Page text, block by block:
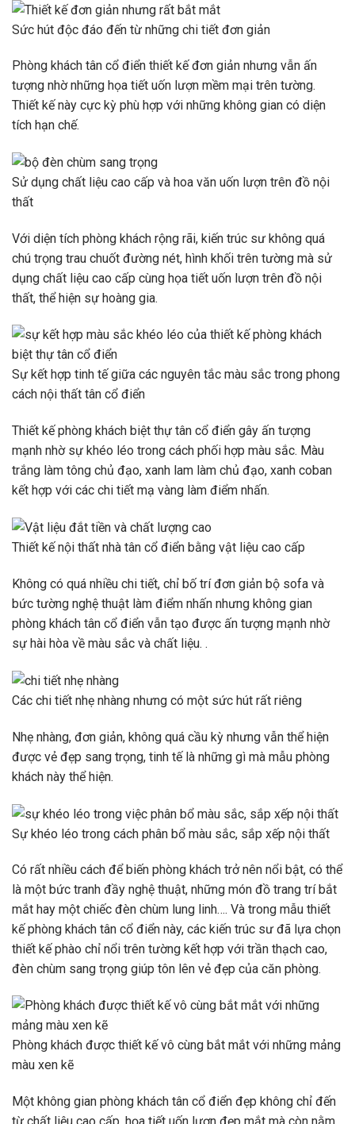
Sức hút độc đáo đến từ những chi tiết đơn giản
Phòng khách tân cổ điển thiết kế đơn giản nhưng vẫn ấn
tượng nhờ những họa tiết uốn lượn mềm mại trên tường.
Thiết kế này cực kỳ phù hợp với những không gian có diện
tích hạn chế.
Sử dụng chất liệu cao cấp và hoa văn uốn lượn trên đồ nội
thất
Với diện tích phòng khách rộng rãi, kiến ​​trúc sư không quá
chú trọng trau chuốt đường nét, hình khối trên tường mà sử
dụng chất liệu cao cấp cùng họa tiết uốn lượn trên đồ nội
thất, thể hiện sự hoàng gia.
Sự kết hợp tinh tế giữa các nguyên tắc màu sắc trong phong
cách nội thất tân cổ điển
Thiết kế phòng khách biệt thự tân cổ điển gây ấn tượng
mạnh nhờ sự khéo léo trong cách phối hợp màu sắc. Màu
trắng làm tông chủ đạo, xanh lam làm chủ đạo, xanh coban
kết hợp với các chi tiết mạ vàng làm điểm nhấn.
Thiết kế nội thất nhà tân cổ điển bằng vật liệu cao cấp
Không có quá nhiều chi tiết, chỉ bố trí đơn giản bộ sofa và
bức tường nghệ thuật làm điểm nhấn nhưng không gian
phòng khách tân cổ điển vẫn tạo được ấn tượng mạnh nhờ
sự hài hòa về màu sắc và chất liệu. .
Các chi tiết nhẹ nhàng nhưng có một sức hút rất riêng
Nhẹ nhàng, đơn giản, không quá cầu kỳ nhưng vẫn thể hiện
được vẻ đẹp sang trọng, tinh tế là những gì mà mẫu phòng
khách này thể hiện.
Sự khéo léo trong cách phân bổ màu sắc, sắp xếp nội thất
Có rất nhiều cách để biến phòng khách trở nên nổi bật, có thể
là một bức tranh đầy nghệ thuật, những món đồ trang trí bắt
mắt hay một chiếc đèn chùm lung linh…. Và trong mẫu thiết
kế phòng khách tân cổ điển này, các kiến ​​trúc sư đã lựa chọn
thiết kế phào chỉ nổi trên tường kết hợp với trần thạch cao,
đèn chùm sang trọng giúp tôn lên vẻ đẹp của căn phòng.
Phòng khách được thiết kế vô cùng bắt mắt với những mảng
màu xen kẽ
Một không gian phòng khách tân cổ điển đẹp không chỉ đến